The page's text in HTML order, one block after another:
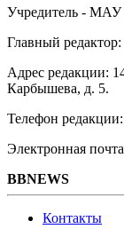
Учредитель -
Главный
Адрес редакции:
Карбышева, д. 5.
Телефон
Электронная
BBNEWS
Контакты